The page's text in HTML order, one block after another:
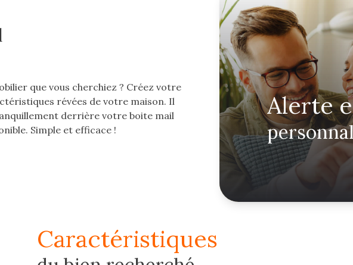
alerte
que vous cherchiez ? Créez votre
révées de votre maison. Il
derrière votre boite mail
Simple et efficace !
caractéristiques